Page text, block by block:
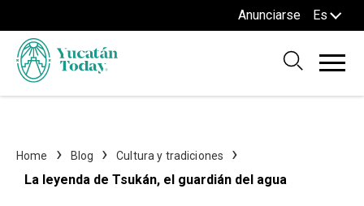
Anunciarse Es
Home Blog Cultura y tradiciones
La leyenda de Tsukán, el guardián del agua